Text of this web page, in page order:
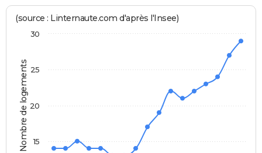
Nombre de logements
(source : Linternaute.com d'après l'Insee)
15
20
25
30